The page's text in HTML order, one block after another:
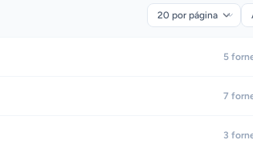
5
7
3